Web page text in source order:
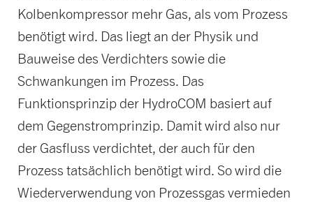
Kolbenkompressor mehr Gas, als vom Prozess
benötigt wird. Das liegt an der Physik und
Bauweise des Verdichters sowie die
Schwankungen im Prozess. Das
Funktionsprinzip der HydroCOM basiert auf
dem Gegenstromprinzip. Damit wird also nur
der Gasfluss verdichtet, der auch für den
Prozess tatsächlich benötigt wird. So wird die
Wiederverwendung von Prozessgas vermieden